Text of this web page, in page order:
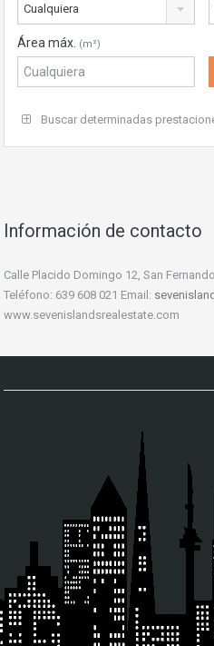
Cualquiera
Área máx. (m²)
Buscar determinadas
Información de contacto
Calle Placido Domingo 12, San
Teléfono: 639 608 021 Email:
www.sevenislandsrealestate.com